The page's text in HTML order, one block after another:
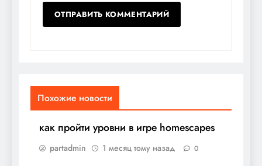
Похожие новости
как пройти уровни в игре homescapes
partadmin 1 месяц тому назад 0